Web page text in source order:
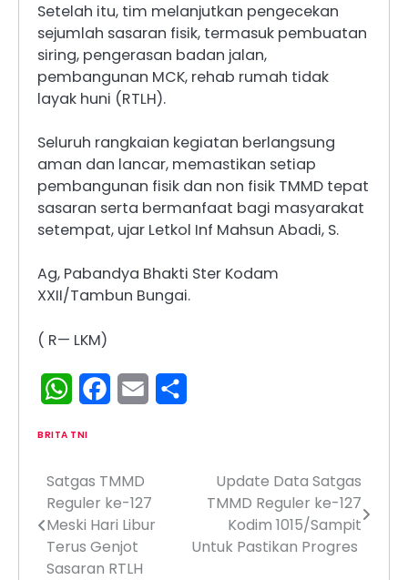
Setelah itu, tim melanjutkan pengecekan
sejumlah sasaran fisik, termasuk pembuatan
siring, pengerasan badan jalan,
pembangunan MCK, rehab rumah tidak
layak huni (RTLH).
Seluruh rangkaian kegiatan berlangsung
aman dan lancar, memastikan setiap
pembangunan fisik dan non fisik TMMD tepat
sasaran serta bermanfaat bagi masyarakat
setempat, ujar Letkol Inf Mahsun Abadi, S.
Ag, Pabandya Bhakti Ster Kodam
XXII/Tambun Bungai.
( R— LKM)
WhatsAppFacebook
Email
BRITA TNI
Navigasi
pos
Satgas TMMD
Reguler ke-127
Meski Hari Libur
Terus Genjot
Sasaran RTLH
Update Data Satgas
TMMD Reguler ke-127
Kodim 1015/Sampit
Untuk Pastikan Progres